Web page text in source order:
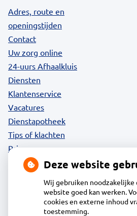
Adres, route en
openingstijden
Contact
Uw zorg online
24-uurs Afhaalkluis
Diensten
Klantenservice
Vacatures
Dienstapotheek
Tips of klachten
Privacy
Deze website
Wij gebruiken noodzakelijke
website goed kan werken.
cookies en externe inhoud
toestemming.